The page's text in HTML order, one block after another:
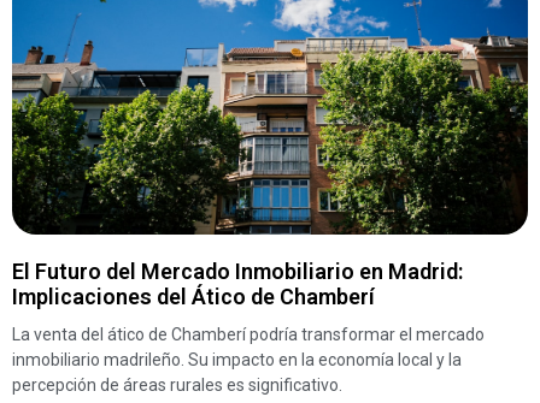
El Futuro del Mercado Inmobiliario en Madrid:
Implicaciones del Ático de Chamberí
La venta del ático de Chamberí podría transformar el mercado
inmobiliario madrileño. Su impacto en la economía local y la
percepción de áreas rurales es significativo.